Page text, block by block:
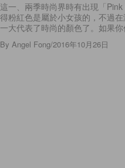
這一、兩季時尚界時有出現「
得粉紅色是屬於小女孩的，不過
一大代表了時尚的顏色了。如果
By Angel Fong/2016年10月26日